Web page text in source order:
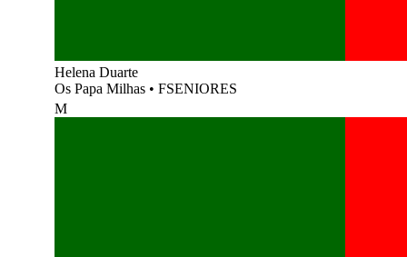
Helena Duarte
Os Papa Milhas • FSENIORES
M